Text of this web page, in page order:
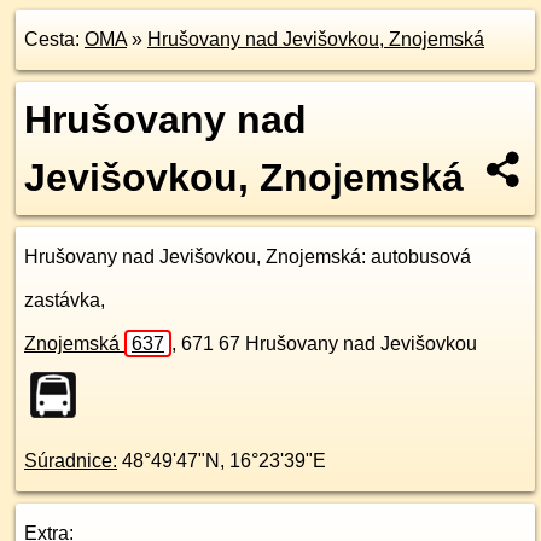
Cesta: OMA» Hrušovany nad Jevišovkou, Znojemská
Hrušovany nad
Jevišovkou, Znojemská
Hrušovany nad Jevišovkou, Znojemská: autobusová
zastávka,
Znojemská 637 , 671 67 Hrušovany nad Jevišovkou
Súradnice: 48°49'47"N , 16°23'39"E
Extra: